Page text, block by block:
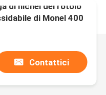
di nichel del rotolo
di Monel 400
Contattici